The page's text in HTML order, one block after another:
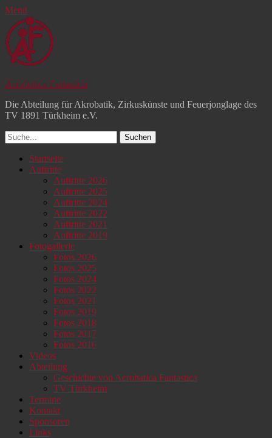
Menü
Acrobatica Fantastica
Die Abteilung für Akrobatik, Zirkuskünste und Feuerjonglage des
TV 1891 Türkheim e.V.
Suchen
nach:
Primäres
Menü
Zum
Inhalt
Startseite
Auftritte
Auftritte 2026
Auftritte 2025
Auftritte 2024
Auftritte 2022
Auftritte 2021
Auftritte 2019
Fotogallerie
Fotos 2026
Fotos 2025
Fotos 2024
Fotos 2022
Fotos 2021
Fotos 2019
Fotos 2018
Fotos 2017
Fotos 2016
Videos
Abteilung
Geschichte von Acrobatica Fantastica
TV Türkheim
Termine
Kontakt
Sponsoren
Links